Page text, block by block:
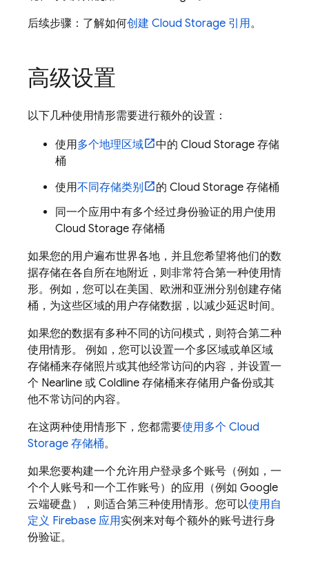
后续步骤：了解如何创建 Cloud Storage 引用。
高级设置
以下几种使用情形需要进行额外的设置：
使用多个地理区域 中的 Cloud Storage 存储
桶
使用不同存储类别 的 Cloud Storage 存储桶
同一个应用中有多个经过身份验证的用户使用
Cloud Storage 存储桶
如果您的用户遍布世界各地，并且您希望将他们的数
据存储在各自所在地附近，则非常符合第一种使用情
形。例如，您可以在美国、欧洲和亚洲分别创建存储
桶，为这些区域的用户存储数据，以减少延迟时间。
如果您的数据有多种不同的访问模式，则符合第二种
使用情形。 例如，您可以设置一个多区域或单区域
存储桶来存储照片或其他经常访问的内容，并设置一
个 Nearline 或 Coldline 存储桶来存储用户备份或其
他不常访问的内容。
在这两种使用情形下，您都需要使用多个 Cloud
Storage 存储桶。
如果您要构建一个允许用户登录多个账号（例如，一
个个人账号和一个工作账号）的应用（例如 Google
云端硬盘），则适合第三种使用情形。您可以使用自
定义 Firebase 应用实例来对每个额外的账号进行身
份验证。